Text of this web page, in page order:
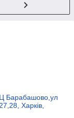
Барабашово,ул
Харків,